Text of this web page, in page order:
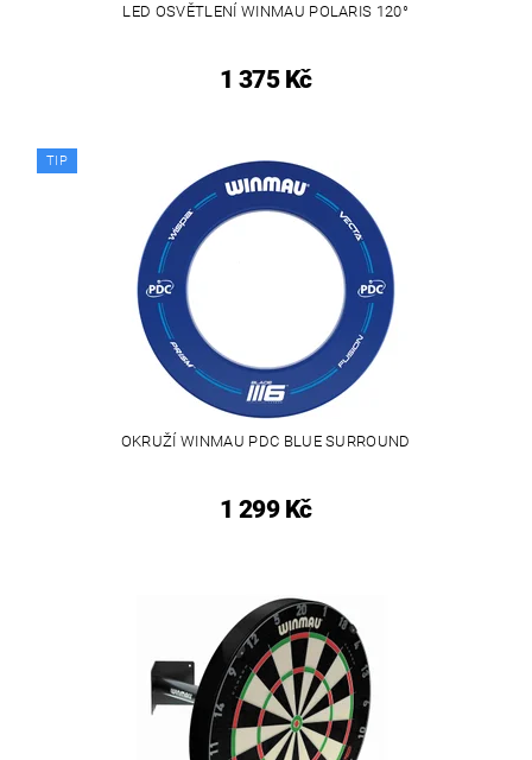
LED OSVĚTLENÍ WINMAU POLARIS 120°
1 375 Kč
TIP
OKRUŽÍ WINMAU PDC BLUE SURROUND
1 299 Kč